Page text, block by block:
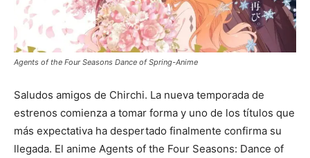
Agents of the Four Seasons Dance of Spring-Anime
Saludos amigos de Chirchi. La nueva temporada de
estrenos comienza a tomar forma y uno de los títulos que
más expectativa ha despertado finalmente confirma su
llegada. El anime Agents of the Four Seasons: Dance of